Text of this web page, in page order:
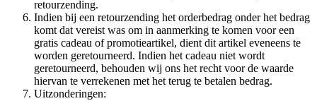
retourzending.
Indien bij een retourzending het orderbedrag onder het bedrag
komt dat vereist was om in aanmerking te komen voor een
gratis cadeau of promotieartikel, dient dit artikel eveneens te
worden geretourneerd. Indien het cadeau niet wordt
geretourneerd, behouden wij ons het recht voor de waarde
hiervan te verrekenen met het terug te betalen bedrag.
Uitzonderingen: